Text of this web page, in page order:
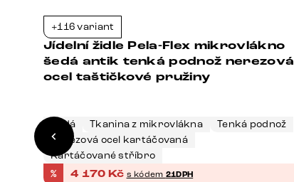
+116 variant
Jídelní židle Pela-Flex mikrovlákno
šedá antik tenká podnož nerezová
ocel taštičkové pružiny
Šedá Tkanina z mikrovlákna
Tenká podnož
Nerezová ocel kartáčovaná
Kartáčované stříbro
% 4 170 Kč s kódem 21DPH